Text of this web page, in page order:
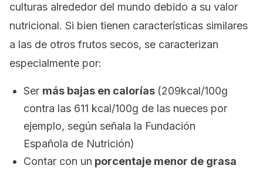
culturas alrededor del mundo debido a su valor
nutricional. Si bien tienen características similares
a las de otros frutos secos, se caracterizan
especialmente por:
Ser más bajas en calorías (209kcal/100g
contra las 611 kcal/100g de las nueces por
ejemplo, según señala la Fundación
Española de Nutrición)
Contar con un porcentaje menor de grasa